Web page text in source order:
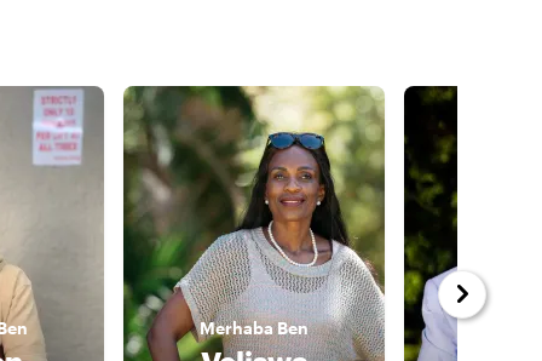
Merhaba Ben